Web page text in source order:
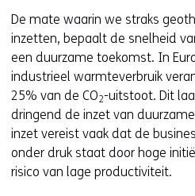
e
w
i
website
worden
toegestaan
of
geweigerd.
De mate waarin we straks
inzetten, bepaalt de snelheid
een duurzame toekomst. In
industrieel warmteverbruik
25% van de CO2-uitstoot. Dit
dringend de inzet van
inzet vereist vaak dat de
onder druk staat door hoge
risico van lage productiviteit.